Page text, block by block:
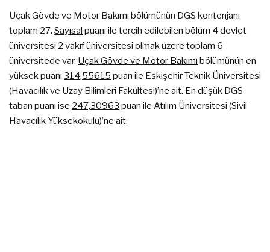
Uçak Gövde ve Motor Bakımı bölümünün DGS kontenjanı
toplam 27. Sayısal puanı ile tercih edilebilen bölüm 4 devlet
üniversitesi 2 vakıf üniversitesi olmak üzere toplam 6
üniversitede var. Uçak Gövde ve Motor Bakımı bölümünün en
yüksek puanı 314,55615 puan ile Eskişehir Teknik Üniversitesi
(Havacılık ve Uzay Bilimleri Fakültesi)’ne ait. En düşük DGS
taban puanı ise 247,30963 puan ile Atılım Üniversitesi (Sivil
Havacılık Yüksekokulu)’ne ait.